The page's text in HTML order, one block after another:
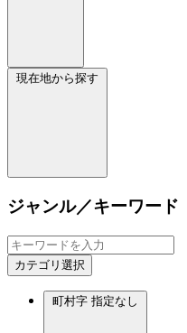
現在地から探す
ジャンル／キーワード
カテゴリ選択
町村字 指定なし